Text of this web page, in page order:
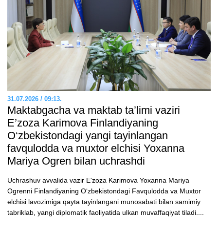
31.07.2026 / 09:13.
Maktabgacha va maktab ta’limi vaziri
E’zozа Karimova Finlandiyaning
O‘zbekistondagi yangi tayinlangan
favqulodda va muxtor elchisi Yoxanna
Mariya Ogren bilan uchrashdi
Uchrashuv avvalida vazir E'zoza Karimova Yoxanna Mariya
Ogrenni Finlandiyaning O‘zbekistondagi Favqulodda va Muxtor
elchisi lavozimiga qayta tayinlangani munosabati bilan samimiy
tabriklab, yangi diplomatik faoliyatida ulkan muvaffaqiyat tiladi....